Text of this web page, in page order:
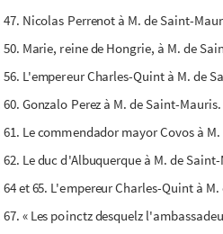
47. Nicolas Perrenot à M. de Saint-
50. Marie, reine de Hongrie, à M. de
56. L'empereur Charles-Quint à M. de
60. Gonzalo Perez à M. de Saint-
61. Le commendador mayor Covos à
62. Le duc d'Albuquerque à M. de
64 et 65. L'empereur Charles-Quint à
67. « Les poinctz desquelz